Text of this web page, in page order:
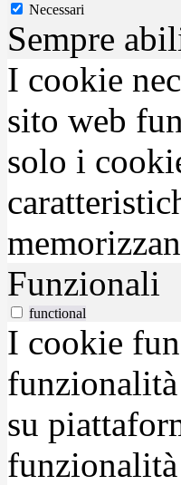
Necessari
Sempre
I cookie
sito web
solo i
Funzionali
functional
I cookie
su